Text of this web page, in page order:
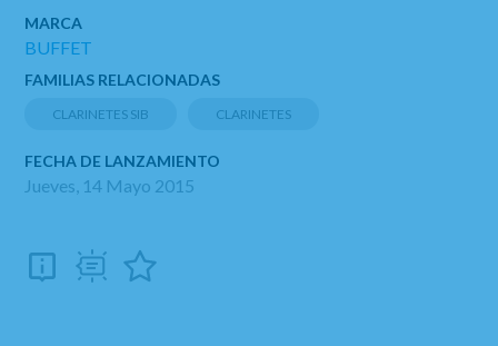
MARCA
BUFFET
FAMILIAS RELACIONADAS
CLARINETES SIB CLARINETES
FECHA DE LANZAMIENTO
Jueves, 14 Mayo 2015